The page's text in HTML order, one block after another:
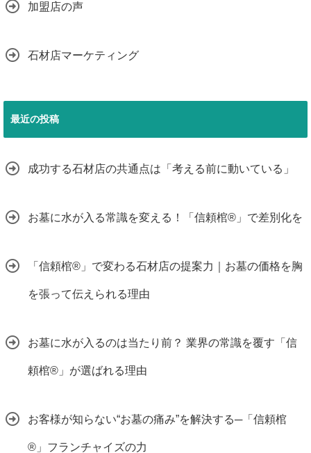
加盟店の声
石材店マーケティング
最近の投稿
成功する石材店の共通点は「考える前に動いている」
お墓に水が入る常識を変える！「信頼棺®」で差別化を
「信頼棺®」で変わる石材店の提案力｜お墓の価格を胸
を張って伝えられる理由
お墓に水が入るのは当たり前？ 業界の常識を覆す「信
頼棺®」が選ばれる理由
お客様が知らない“お墓の痛み”を解決する─「信頼棺
®」フランチャイズの力